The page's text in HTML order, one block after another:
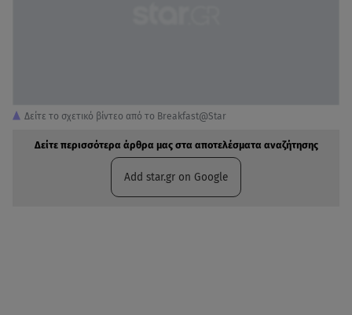
Δείτε το σχετικό βίντεο από το Breakfast@Star
Δείτε περισσότερα άρθρα μας στα αποτελέσματα αναζήτησης
Add star.gr on Google